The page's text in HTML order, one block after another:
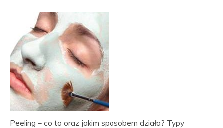
Peeling – co to oraz jakim sposobem działa? Typy